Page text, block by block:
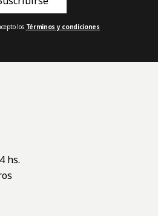
los Términos y condiciones
hs.